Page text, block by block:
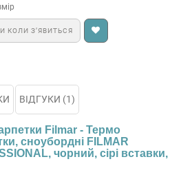
КОЛИ З’ЯВИТЬСЯ
ВІДГУКИ (1)
Filmar - Термо
сноубордні FILMAR
чорний, сірі вставки,